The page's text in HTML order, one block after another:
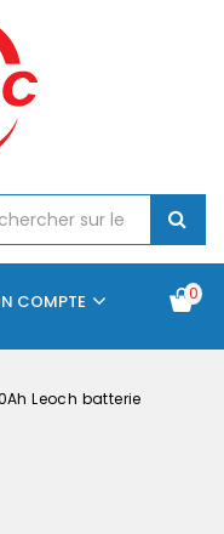
0
COMPTE
Leoch batterie